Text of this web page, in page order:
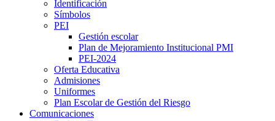
Identificación
Símbolos
PEI
Gestión escolar
Plan de Mejoramiento Institucional PMI
PEI-2024
Oferta Educativa
Admisiones
Uniformes
Plan Escolar de Gestión del Riesgo
Comunicaciones